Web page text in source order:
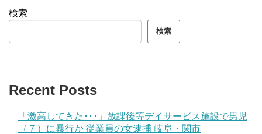
検索
検索
Recent Posts
「激高してきた･･･」放課後等デイサービス施設で男児
（７）に暴行か 従業員の女逮捕 岐阜・関市